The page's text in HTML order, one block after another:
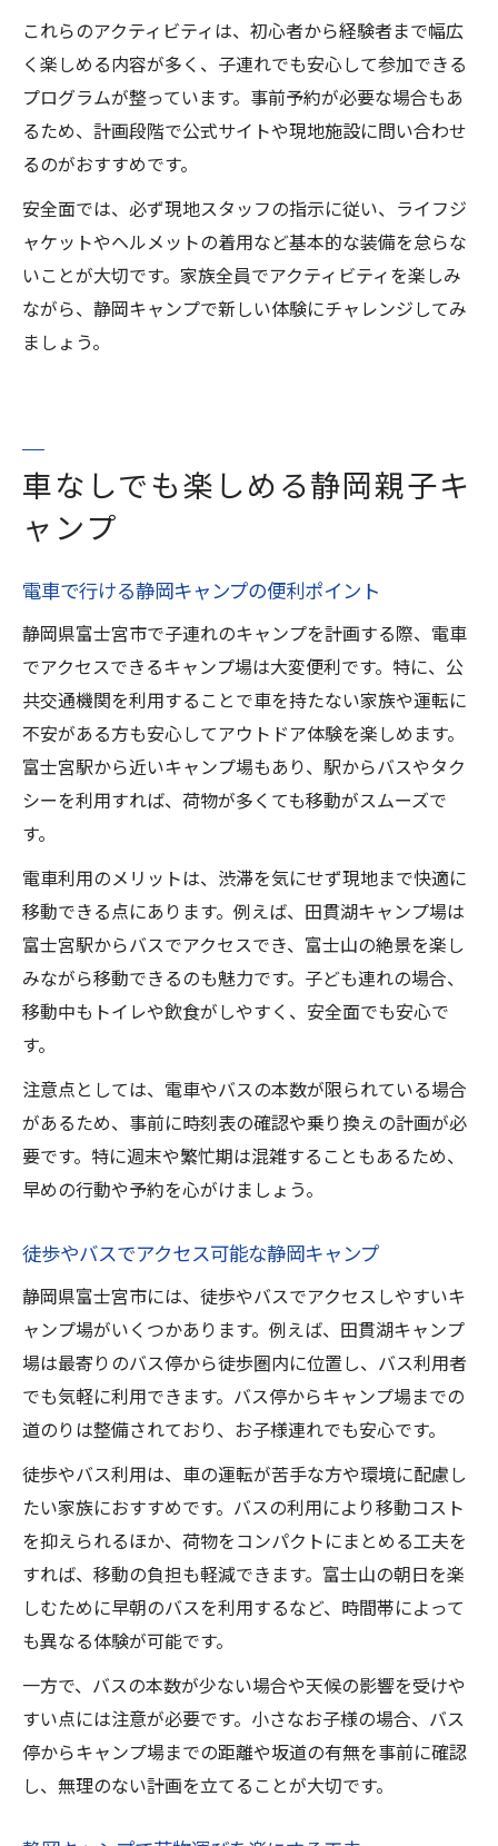
これらのアクティビティは、初心者から経験者まで幅広
く楽しめる内容が多く、子連れでも安心して参加できる
プログラムが整っています。事前予約が必要な場合もあ
るため、計画段階で公式サイトや現地施設に問い合わせ
るのがおすすめです。
安全面では、必ず現地スタッフの指示に従い、ライフジ
ャケットやヘルメットの着用など基本的な装備を怠らな
いことが大切です。家族全員でアクティビティを楽しみ
ながら、静岡キャンプで新しい体験にチャレンジしてみ
ましょう。
車なしでも楽しめる静岡親子キ
ャンプ
電車で行ける静岡キャンプの便利ポイント
静岡県富士宮市で子連れのキャンプを計画する際、電車
でアクセスできるキャンプ場は大変便利です。特に、公
共交通機関を利用することで車を持たない家族や運転に
不安がある方も安心してアウトドア体験を楽しめます。
富士宮駅から近いキャンプ場もあり、駅からバスやタク
シーを利用すれば、荷物が多くても移動がスムーズで
す。
電車利用のメリットは、渋滞を気にせず現地まで快適に
移動できる点にあります。例えば、田貫湖キャンプ場は
富士宮駅からバスでアクセスでき、富士山の絶景を楽し
みながら移動できるのも魅力です。子ども連れの場合、
移動中もトイレや飲食がしやすく、安全面でも安心で
す。
注意点としては、電車やバスの本数が限られている場合
があるため、事前に時刻表の確認や乗り換えの計画が必
要です。特に週末や繁忙期は混雑することもあるため、
早めの行動や予約を心がけましょう。
徒歩やバスでアクセス可能な静岡キャンプ
静岡県富士宮市には、徒歩やバスでアクセスしやすいキ
ャンプ場がいくつかあります。例えば、田貫湖キャンプ
場は最寄りのバス停から徒歩圏内に位置し、バス利用者
でも気軽に利用できます。バス停からキャンプ場までの
道のりは整備されており、お子様連れでも安心です。
徒歩やバス利用は、車の運転が苦手な方や環境に配慮し
たい家族におすすめです。バスの利用により移動コスト
を抑えられるほか、荷物をコンパクトにまとめる工夫を
すれば、移動の負担も軽減できます。富士山の朝日を楽
しむために早朝のバスを利用するなど、時間帯によって
も異なる体験が可能です。
一方で、バスの本数が少ない場合や天候の影響を受けや
すい点には注意が必要です。小さなお子様の場合、バス
停からキャンプ場までの距離や坂道の有無を事前に確認
し、無理のない計画を立てることが大切です。